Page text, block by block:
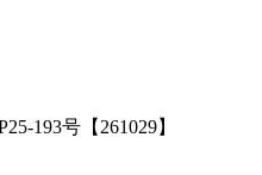
193号【261029】